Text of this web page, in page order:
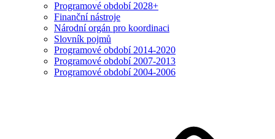
Programové období 2028+
Finanční nástroje
Národní orgán pro koordinaci
Slovník pojmů
Programové období 2014-2020
Programové období 2007-2013
Programové období 2004-2006